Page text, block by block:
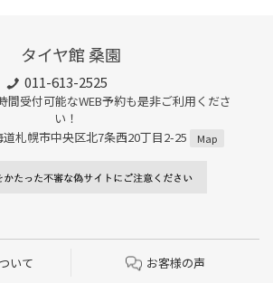
タイヤ館 桑園
011-613-2525
間受付可能なWEB予約も是非ご利用くださ
い！
札幌市中央区北7条西20丁目2-25
Map
いて お客様の声